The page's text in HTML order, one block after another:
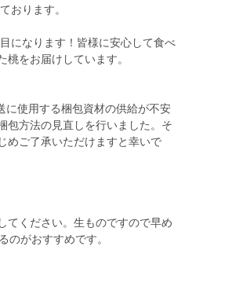
おります。
になります！皆様に安心して食べ
をお届けしています。
に使用する梱包資材の供給が不安
包方法の見直しを行いました。そ
めご了承いただけますと幸いで
てください。生ものですので早め
のがおすすめです。